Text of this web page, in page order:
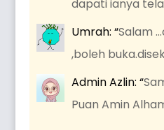
dapati ianya
Umrah: “Salam
,boleh
Admin Azlin: “
Puan Amin